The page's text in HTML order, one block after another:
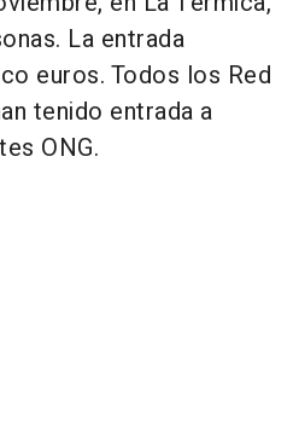
La entrada
euros. Todos los Red
tenido entrada a
ONG.